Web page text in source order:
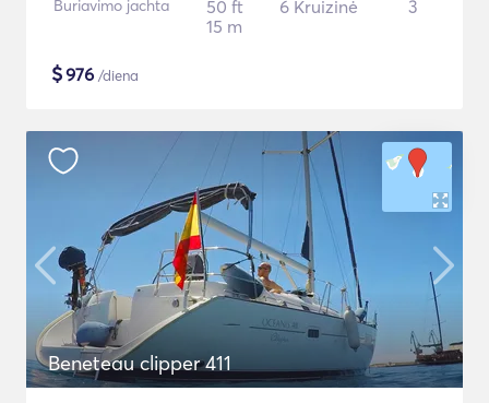
Buriavimo jachta
50 ft
15 m
6 Kruizinė 3
$976 /diena
Beneteau clipper 411